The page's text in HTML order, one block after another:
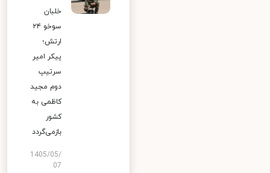
خلبان
سوخو ۲۴
ارتش؛
پیکر امیر
سرتیپ
دوم مجید
کاظمی به
کشور
بازمی‌گردد
1405/05/
07